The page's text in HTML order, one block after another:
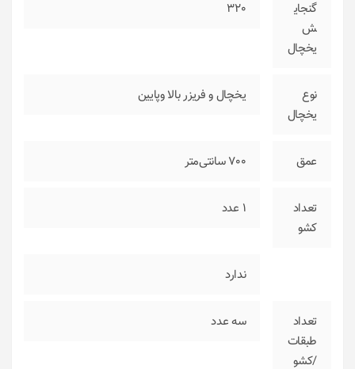
گنجای
ش
یخچال
320
نوع
یخچال
یخچال و فریزر بالا وپایین
عمق 700 سانتی‌متر
تعداد
کشو
1 عدد
ندارد
تعداد
طبقات
/کشو
سه عدد